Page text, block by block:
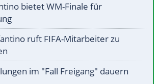
bietet WM-Finale für
ruft FIFA-Mitarbeiter zu
im "Fall Freigang" dauern